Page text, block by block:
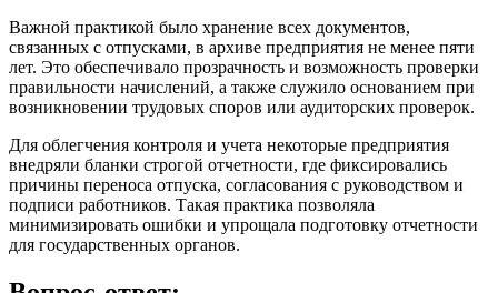
Важной практикой было хранение всех документов,
связанных с отпусками, в архиве предприятия не менее пяти
лет. Это обеспечивало прозрачность и возможность проверки
правильности начислений, а также служило основанием при
возникновении трудовых споров или аудиторских проверок.
Для облегчения контроля и учета некоторые предприятия
внедряли бланки строгой отчетности, где фиксировались
причины переноса отпуска, согласования с руководством и
подписи работников. Такая практика позволяла
минимизировать ошибки и упрощала подготовку отчетности
для государственных органов.